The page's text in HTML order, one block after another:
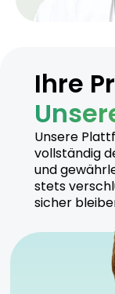
Ihre
Unsere
vollständig
und
stets
sicher